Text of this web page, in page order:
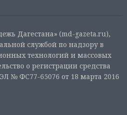
Дагестана» (md-gazeta.ru),
службой по надзору в
технологий и массовых
о регистрации средства
№ ФС77-65076 от 18 марта 2016